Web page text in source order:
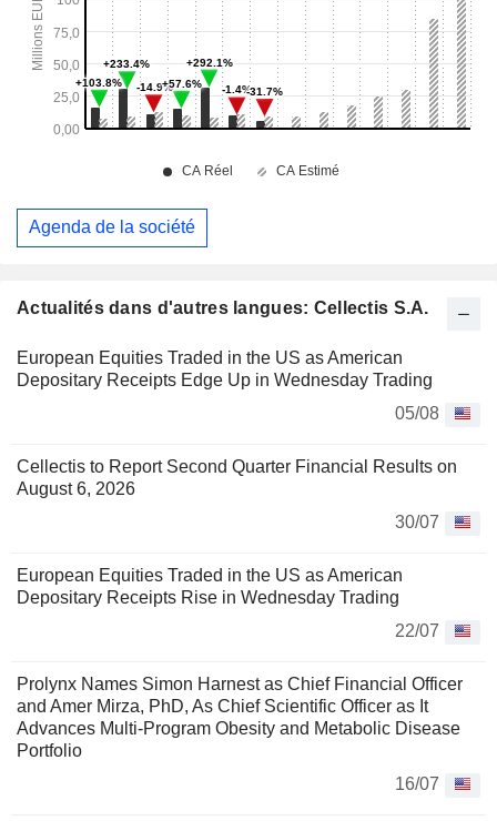
Actualités dans d'autres langues: Cellectis S.A.
European Equities Traded in the US as American
Depositary Receipts Edge Up in Wednesday Trading
05/08
Cellectis to Report Second Quarter Financial Results on
August 6, 2026
30/07
European Equities Traded in the US as American
Depositary Receipts Rise in Wednesday Trading
22/07
Prolynx Names Simon Harnest as Chief Financial Officer
and Amer Mirza, PhD, As Chief Scientific Officer as It
Advances Multi-Program Obesity and Metabolic Disease
Portfolio
16/07
Agenda de la société